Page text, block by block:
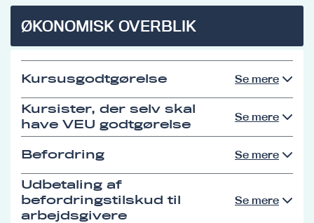
ØKONOMISK OVERBLIK
Kursusgodtgørelse Se mere
Kursister, der selv skal
have VEU godtgørelse
Se mere
Befordring Se mere
Udbetaling af
befordringstilskud til
arbejdsgivere
Se mere